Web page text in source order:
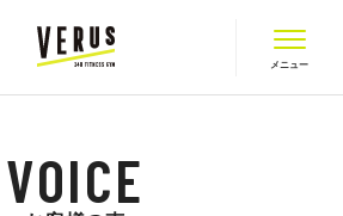
VERUS ヴェルス
メニュー